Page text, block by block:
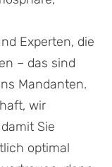
Experten, die
– das sind
Mandanten.
wir
Sie
optimal